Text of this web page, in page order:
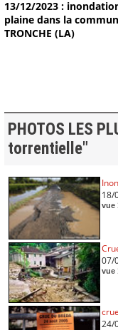
13/12/2023 :
plaine dans la
TRONCHE (LA)
PHOTOS LES
torrentielle"
18/
vue
07/
vue
24/